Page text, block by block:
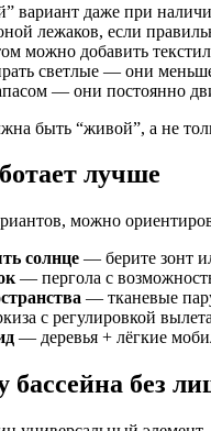
вариант даже при
лежаков, если
можно добавить
светлые — они
— они постоянно
быть “живой”, а не
лучше
можно
солнце — берите зонт
— пергола с
— тканевые
с регулировкой
— деревья + лёгкие
бассейна без